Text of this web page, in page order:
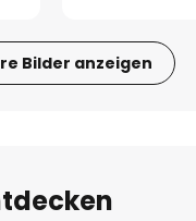
Bilder anzeigen